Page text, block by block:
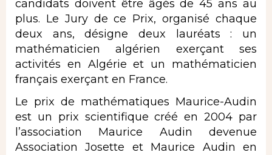
candidats doivent être âgés de 45 ans au
plus. Le Jury de ce Prix, organisé chaque
deux ans, désigne deux lauréats : un
mathématicien algérien exerçant ses
activités en Algérie et un mathématicien
français exerçant en France.
Le prix de mathématiques Maurice-Audin
est un prix scientifique créé en 2004 par
l’association Maurice Audin devenue
Association Josette et Maurice Audin en